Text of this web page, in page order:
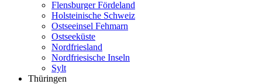
Flensburger Fördeland
Holsteinische Schweiz
Ostseeinsel Fehmarn
Ostseeküste
Nordfriesland
Nordfriesische Inseln
Sylt
Thüringen